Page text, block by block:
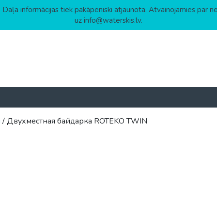
informācijas tiek pakāpeniski atjaunota. Atvainojamies par
uz info@waterskis.lv.
/ Двухместная байдарка ROTEKO TWIN